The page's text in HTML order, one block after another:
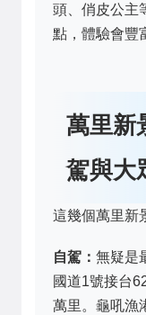
頭、俏皮公主
點，體驗會豐
萬里新
駕與大
這幾個萬里新
自駕： 無疑是
國道1號接台
萬里。龜吼漁